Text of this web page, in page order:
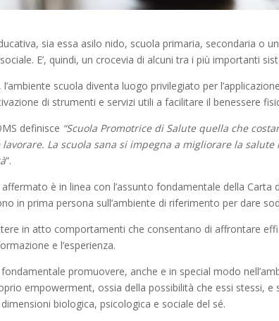
sia essa asilo nido, scuola primaria, secondaria
E’, quindi, un crocevia di alcuni tra i più importanti
scuola diventa luogo privilegiato per
di strumenti e servizi utili a facilitare il benessere
definisce “Scuola Promotrice di Salute quella che
La scuola sana si impegna a migliorare la
à”.
è in linea con l’assunto fondamentale della
in prima persona sull’ambiente di riferimento per dare
in atto comportamenti che consentano di affrontare
e l’esperienza.
promuovere, anche e in special modo
empowerment, ossia della possibilità che essi stessi,
biologica, psicologica e sociale del sé.